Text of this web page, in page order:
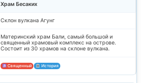
Храм Бесаких
Склон вулкана Агунг
Материнский храм Бали, самый большой и
священный храмовый комплекс на острове.
Состоит из 30 храмов на склоне вулкана.
Священный История